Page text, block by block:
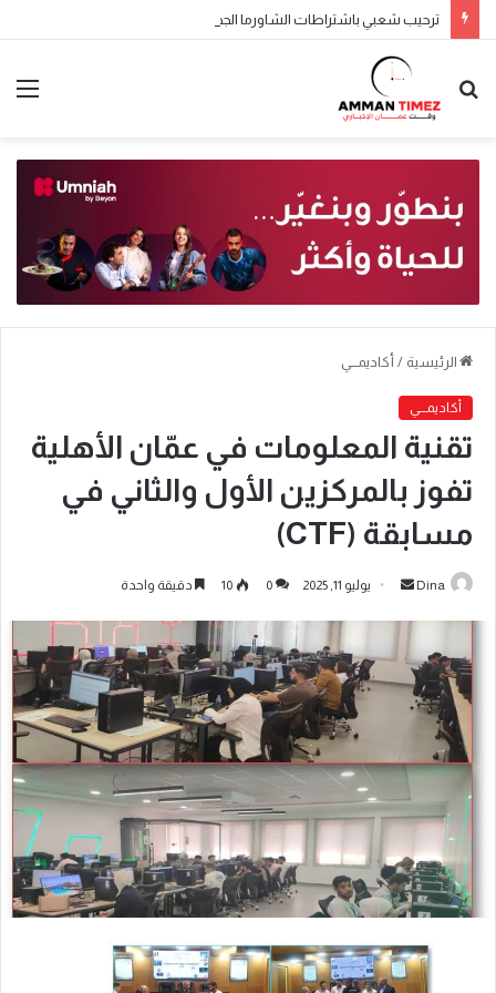
الرئيسية / أكاديمـــي
أكاديمـــي
تقنية المعلومات في عمّان الأهلية
تفوز بالمركزين الأول والثاني في
مسابقة (CTF)
Dina يوليو 11, 2025 0
10 دقيقة واحدة